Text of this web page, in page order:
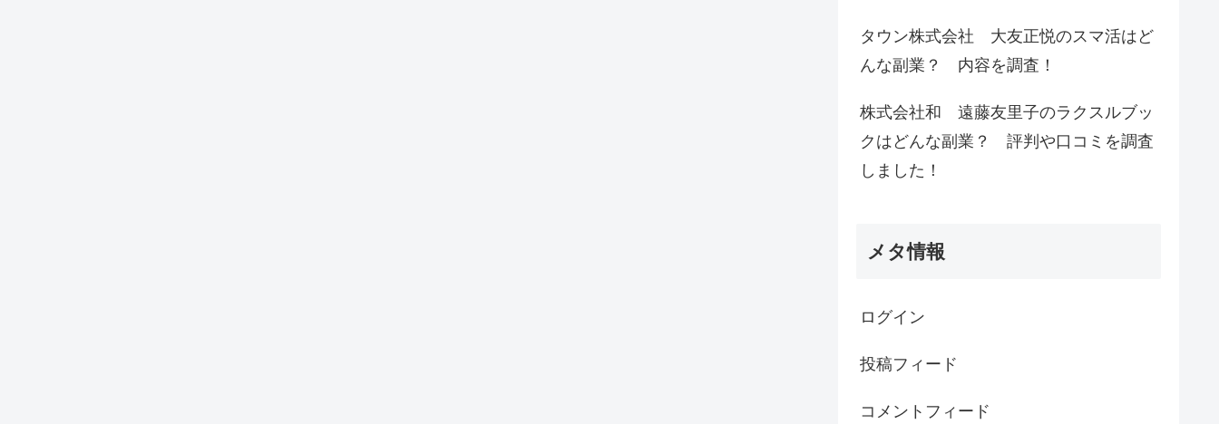
タウン株式会社 大友正悦のスマ活はど
んな副業？ 内容を調査！
株式会社和 遠藤友里子のラクスルブッ
クはどんな副業？ 評判や口コミを調査
しました！
メタ情報
ログイン
投稿フィード
コメントフィード